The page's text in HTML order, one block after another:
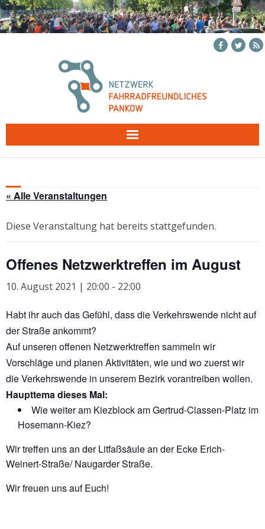
Skip
to
« Alle Veranstaltungen
Diese Veranstaltung hat bereits stattgefunden.
Offenes Netzwerktreffen im August
10. August 2021 | 20:00 - 22:00
Habt ihr auch das Gefühl, dass die Verkehrswende nicht auf
der Straße ankommt?
Auf unseren offenen Netzwerktreffen sammeln wir
Vorschläge und planen Aktivitäten, wie und wo zuerst wir
die Verkehrswende in unserem Bezirk vorantreiben wollen.
Haupttema dieses Mal:
Wie weiter am Kiezblock am Gertrud-Classen-Platz im
Hosemann-Kiez?
Wir treffen uns an der Litfaßsäule an der Ecke Erich-
Weinert-Straße/ Naugarder Straße.
Wir freuen uns auf Euch!